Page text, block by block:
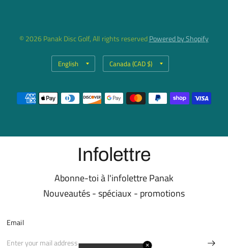
© 2026 Panak Disc Golf, All rights reserved Powered by Shopify
Update
country/region
Update
country/region
Infolettre
Abonne-toi à l'infolettre Panak
Nouveautés - spéciaux - promotions
Email
✕